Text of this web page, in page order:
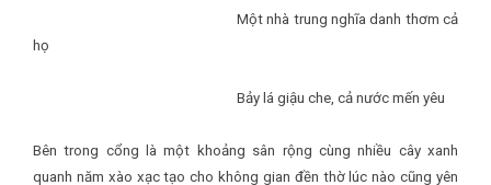
Một nhà trung nghĩa danh thơm cả
họ
Bảy lá giậu che, cả nước mến yêu
Bên trong cổng là một khoảng sân rộng cùng nhiều cây xanh
quanh năm xào xạc tạo cho không gian đền thờ lúc nào cũng yên